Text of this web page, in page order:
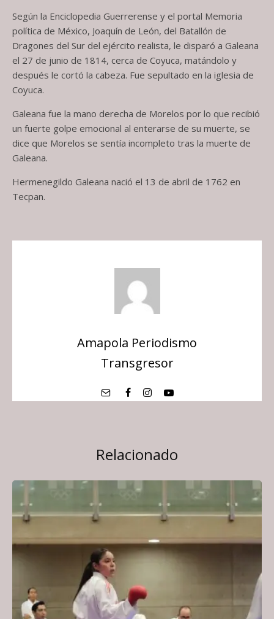
Según la Enciclopedia Guerrerense y el portal Memoria
política de México, Joaquín de León, del Batallón de
Dragones del Sur del ejército realista, le disparó a Galeana
el 27 de junio de 1814, cerca de Coyuca, matándolo y
después le cortó la cabeza. Fue sepultado en la iglesia de
Coyuca.
Galeana fue la mano derecha de Morelos por lo que recibió
un fuerte golpe emocional al enterarse de su muerte, se
dice que Morelos se sentía incompleto tras la muerte de
Galeana.
Hermenegildo Galeana nació el 13 de abril de 1762 en
Tecpan.
Amapola Periodismo
Transgresor
Relacionado